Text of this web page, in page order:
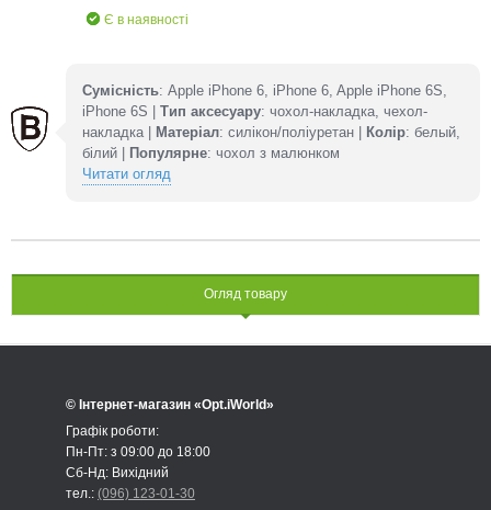
Є в наявності
Сумісність: Apple iPhone 6, iPhone 6, Apple iPhone 6S,
iPhone 6S | Тип аксесуару: чохол-накладка, чехол-
накладка |
Матеріал: силікон/поліуретан | Колір: белый,
білий |
Популярне: чохол з малюнком
Читати огляд
Огляд товару
© Інтернет-магазин «Opt.iWorld»
Графік роботи:
Пн-Пт: з 09:00 до 18:00
Сб-Нд: Вихідний
тел.: (096) 123-01-30